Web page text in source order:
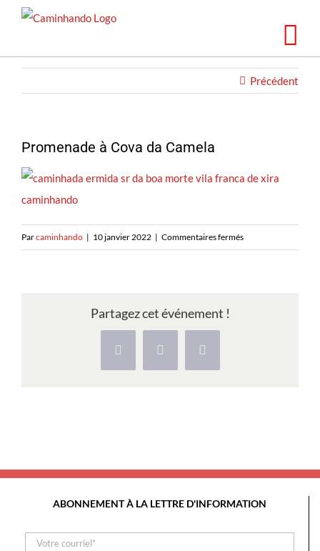
Précédent
Promenade à Cova da Camela
Parcaminhando | 10 janvier 2022 | Commentaires ferméssur
Caminhando
Partagez cet événement !
Facebook
X Pinterest
ABONNEMENT À LA LETTRE D'INFORMATION